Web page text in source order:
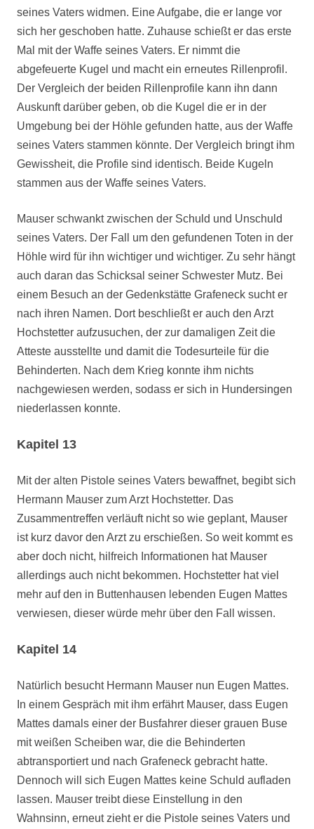
seines Vaters widmen. Eine Aufgabe, die er lange vor
sich her geschoben hatte. Zuhause schießt er das erste
Mal mit der Waffe seines Vaters. Er nimmt die
abgefeuerte Kugel und macht ein erneutes Rillenprofil.
Der Vergleich der beiden Rillenprofile kann ihn dann
Auskunft darüber geben, ob die Kugel die er in der
Umgebung bei der Höhle gefunden hatte, aus der Waffe
seines Vaters stammen könnte. Der Vergleich bringt ihm
Gewissheit, die Profile sind identisch. Beide Kugeln
stammen aus der Waffe seines Vaters.
Mauser schwankt zwischen der Schuld und Unschuld
seines Vaters. Der Fall um den gefundenen Toten in der
Höhle wird für ihn wichtiger und wichtiger. Zu sehr hängt
auch daran das Schicksal seiner Schwester Mutz. Bei
einem Besuch an der Gedenkstätte Grafeneck sucht er
nach ihren Namen. Dort beschließt er auch den Arzt
Hochstetter aufzusuchen, der zur damaligen Zeit die
Atteste ausstellte und damit die Todesurteile für die
Behinderten. Nach dem Krieg konnte ihm nichts
nachgewiesen werden, sodass er sich in Hundersingen
niederlassen konnte.
Kapitel 13
Mit der alten Pistole seines Vaters bewaffnet, begibt sich
Hermann Mauser zum Arzt Hochstetter. Das
Zusammentreffen verläuft nicht so wie geplant, Mauser
ist kurz davor den Arzt zu erschießen. So weit kommt es
aber doch nicht, hilfreich Informationen hat Mauser
allerdings auch nicht bekommen. Hochstetter hat viel
mehr auf den in Buttenhausen lebenden Eugen Mattes
verwiesen, dieser würde mehr über den Fall wissen.
Kapitel 14
Natürlich besucht Hermann Mauser nun Eugen Mattes.
In einem Gespräch mit ihm erfährt Mauser, dass Eugen
Mattes damals einer der Busfahrer dieser grauen Buse
mit weißen Scheiben war, die die Behinderten
abtransportiert und nach Grafeneck gebracht hatte.
Dennoch will sich Eugen Mattes keine Schuld aufladen
lassen. Mauser treibt diese Einstellung in den
Wahnsinn, erneut zieht er die Pistole seines Vaters und